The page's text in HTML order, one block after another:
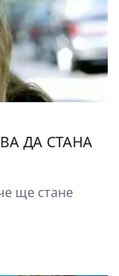
ДА СТАНА
ще стане